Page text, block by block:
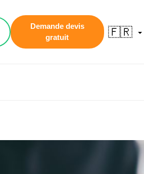
Demande devis
gratuit
🇫🇷